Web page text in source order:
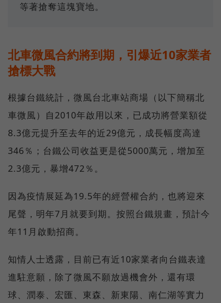
等著搶奪這塊寶地。
北車微風合約將到期，引爆近10家業者
搶標大戰
根據台鐵統計，微風台北車站商場（以下簡稱北
車微風）自2010年啟用以來，已成功將營業額從
8.3億元提升至去年的近29億元，成長幅度高達
346％；台鐵公司收益更是從5000萬元，增加至
2.3億元，暴增472％。
因為疫情展延為19.5年的經營權合約，也將迎來
尾聲，明年7月就要到期。按照台鐵規畫，預計今
年11月啟動招商。
知情人士透露，目前已有近10家業者向台鐵表達
進駐意願，除了微風不願放過機會外，還有環
球、潤泰、宏匯、東森、新東陽、南仁湖等實力